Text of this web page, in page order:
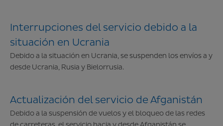
Interrupciones del servicio debido a la
situación en Ucrania
Debido a la situación en Ucrania, se suspenden los envíos a y
desde Ucrania, Rusia y Bielorrusia.
Actualización del servicio de Afganistán
Debido a la suspensión de vuelos y el bloqueo de las redes